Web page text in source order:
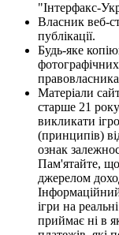
"Інтерфакс-
Власник веб-
публікації.
Будь-яке
фотографічних
Матеріали
старше 21
викликати
(принципів)
ознак
Пам'ятайте, що
джерелом
ігри на
приймає ні в